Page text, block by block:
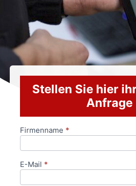
Stellen Sie hier
Anfrage
Anfrageformular
Firmenname *
E-Mail *